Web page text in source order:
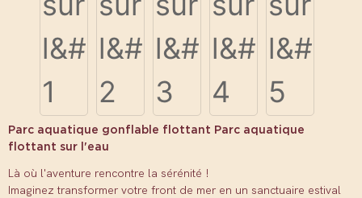
Parc aquatique gonflable flottant Parc aquatique
flottant sur l'eau
Là où l'aventure rencontre la sérénité !
Imaginez transformer votre front de mer en un sanctuaire estival